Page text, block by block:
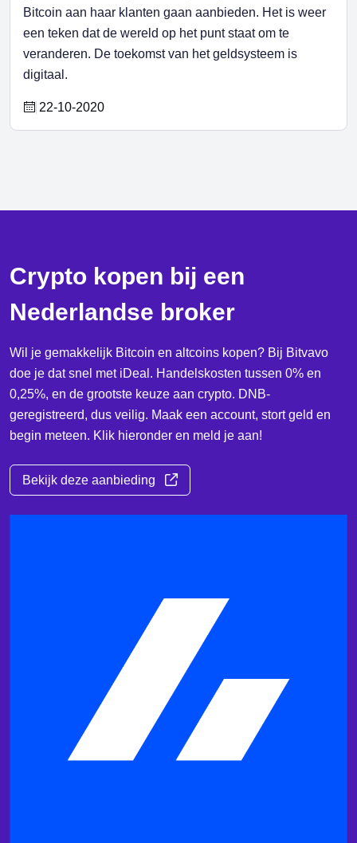
Bitcoin aan haar klanten gaan aanbieden. Het is weer
een teken dat de wereld op het punt staat om te
veranderen. De toekomst van het geldsysteem is
digitaal.
22-10-2020
Crypto kopen bij een
Nederlandse broker
Wil je gemakkelijk Bitcoin en altcoins kopen? Bij Bitvavo
doe je dat snel met iDeal. Handelskosten tussen 0% en
0,25%, en de grootste keuze aan crypto. DNB-
geregistreerd, dus veilig. Maak een account, stort geld en
begin meteen. Klik hieronder en meld je aan!
Bekijk deze aanbieding